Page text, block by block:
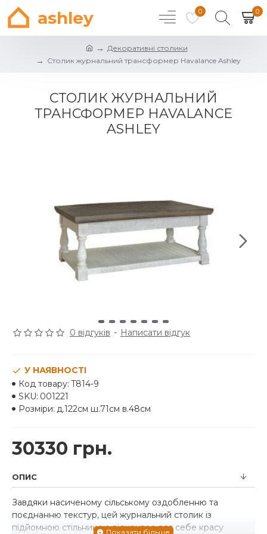
ashley 0 0
Декоративні столики
Столик журнальний трансформер Havalance Ashley
СТОЛИК ЖУРНАЛЬНИЙ
ТРАНСФОРМЕР HAVALANCE
ASHLEY
0 відгуків - Написати відгук
30330 грн.
У НАЯВНОСТІ
Код товару: T814-9
SKU: 001221
Розміри: д.122см ш.71см в.48см
ОПИС
Завдяки насиченому сільському оздобленню та
поєднанню текстур, цей журнальний столик із
підйомною стільницею відкриває для себе красу